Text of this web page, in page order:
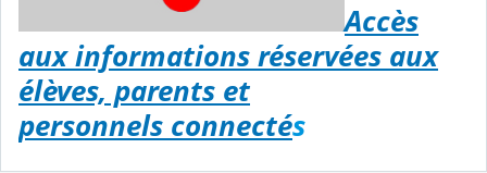
Accès
aux informations réservées aux
élèves, parents et
personnels connectés